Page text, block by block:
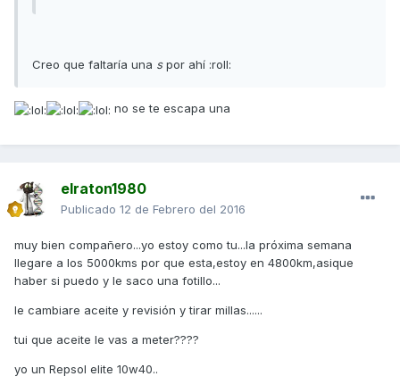
Creo que faltaría una spor ahí :roll:
no se te escapa una
elraton1980
Publicado 12 de Febrero del 2016
muy bien compañero...yo estoy como tu...la próxima semana
llegare a los 5000kms por que esta,estoy en 4800km,asique
haber si puedo y le saco una fotillo...
le cambiare aceite y revisión y tirar millas......
tui que aceite le vas a meter????
yo un Repsol elite 10w40..